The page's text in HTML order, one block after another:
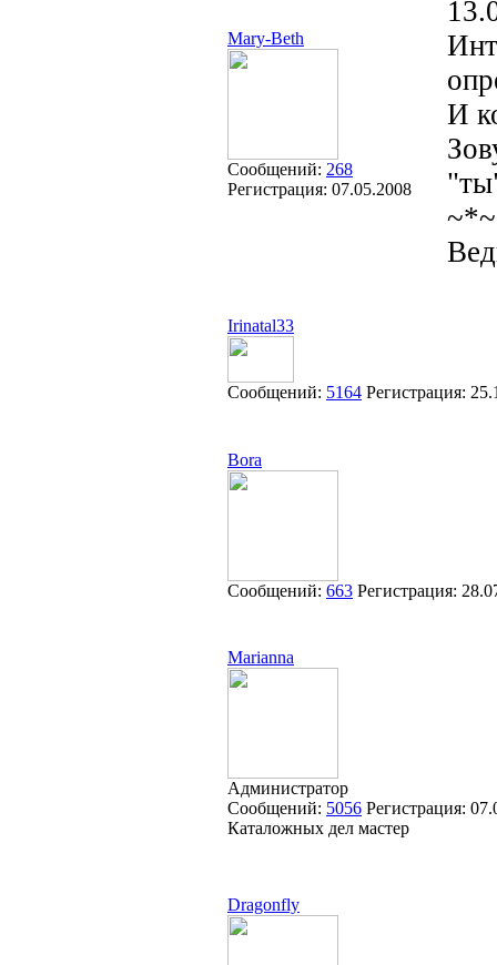
Mary-Beth
Сообщений: 268
Регистрация: 07.05.2008
И
~*~
Irinatal33
Сообщений: 5164 Регистрация:
Bora
Сообщений: 663 Регистрация:
Marianna
Администратор
Сообщений: 5056 Регистрация:
Каталожных дел мастер
Dragonfly